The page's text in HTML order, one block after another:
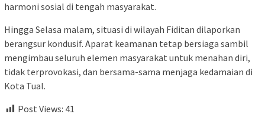
harmoni sosial di tengah masyarakat.
Hingga Selasa malam, situasi di wilayah Fiditan dilaporkan
berangsur kondusif. Aparat keamanan tetap bersiaga sambil
mengimbau seluruh elemen masyarakat untuk menahan diri,
tidak terprovokasi, dan bersama-sama menjaga kedamaian di
Kota Tual.
Post Views: 41